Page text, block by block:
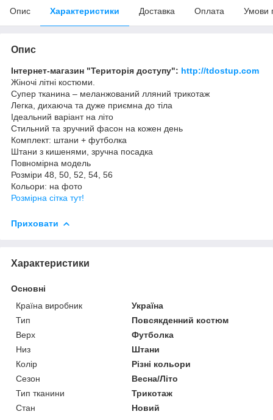
Опис Характеристики Доставка Оплата Умови
Опис
Інтернет-магазин "Територія доступу": http://tdostup.com
Жіночі літні костюми.
Супер тканина – меланжований лляний трикотаж
Легка, дихаюча та дуже приємна до тіла
Ідеальний варіант на літо
Стильний та зручний фасон на кожен день
Комплект: штани + футболка
Штани з кишенями, зручна посадка
Повномірна модель
Розміри 48, 50, 52, 54, 56
Кольори: на фото
Розмірна сітка тут!
Приховати
Характеристики
Основні
Країна виробник
Україна
Тип
Повсякденний костюм
Верх
Футболка
Низ
Штани
Колір
Різні кольори
Сезон
Весна/Літо
Тип тканини
Трикотаж
Стан
Новий